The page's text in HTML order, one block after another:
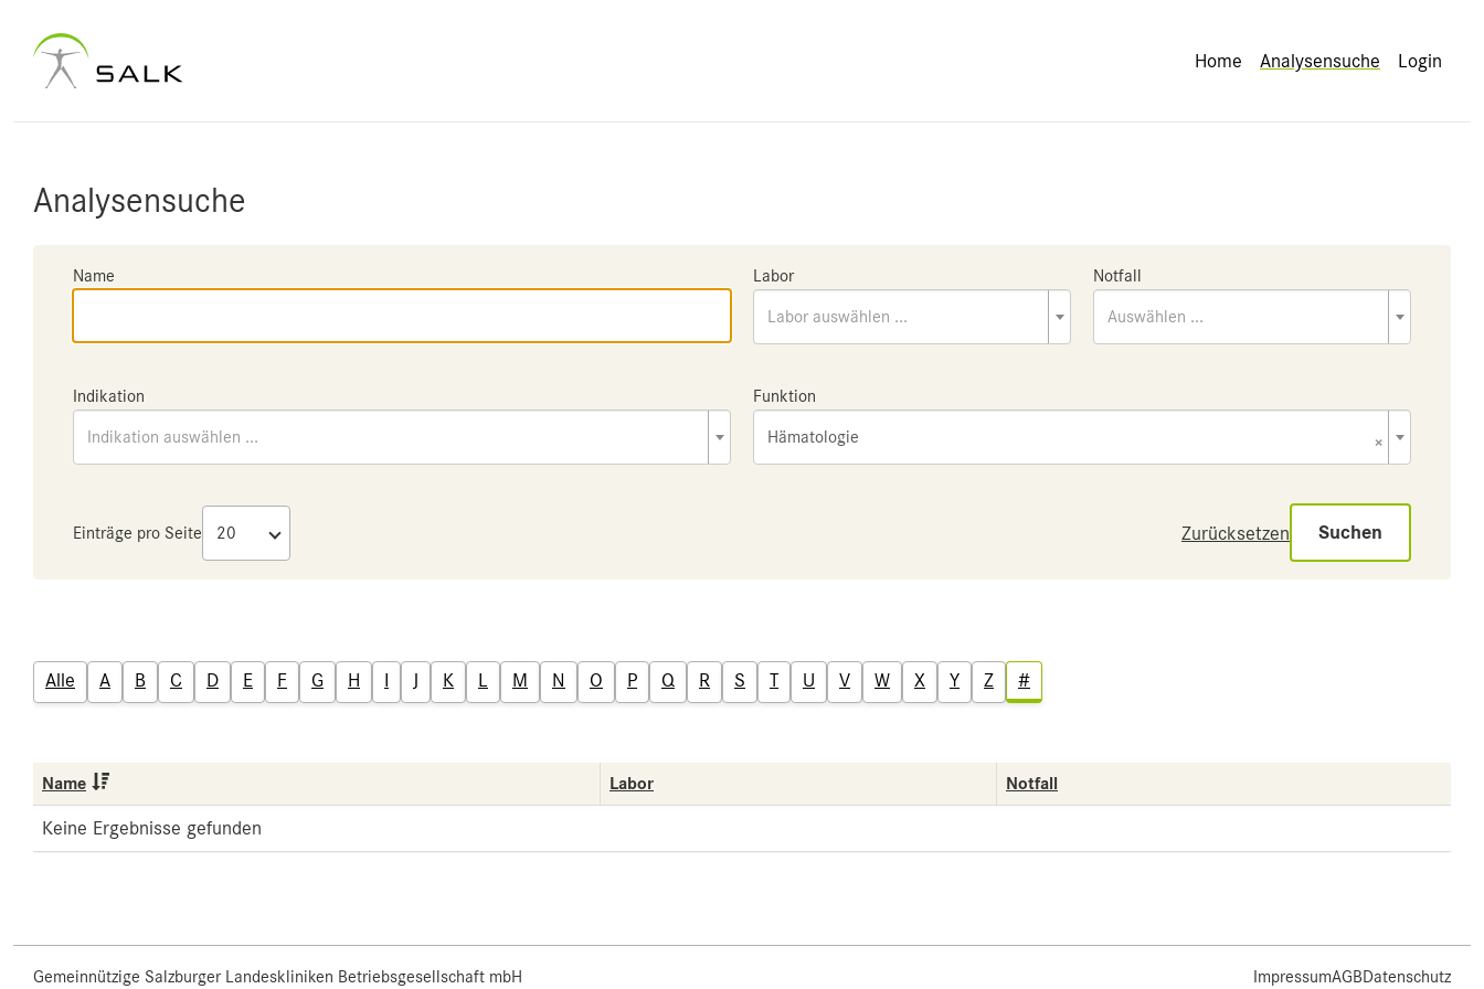
Home Analysensuche Login
Analysensuche
Name Labor
Labor auswählen ...
Notfall
Auswählen ...
Indikation
Indikation auswählen ...
Funktion
×
Hämatologie
Einträge pro Seite Zurücksetzen Suchen
Alle A B C D E F G H I J K L M N O P Q R S T U V W X Y Z #
Name Labor Notfall
Keine Ergebnisse gefunden
Gemeinnützige Salzburger Landeskliniken Betriebsgesellschaft mbH ImpressumAGBDatenschutz